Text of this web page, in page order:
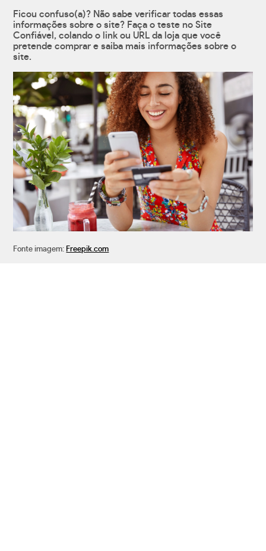
Ficou confuso(a)? Não sabe verificar todas essas
informações sobre o site? Faça o teste no Site
Confiável, colando o link ou URL da loja que você
pretende comprar e saiba mais informações sobre o
site.
Fonte imagem: Freepik.com